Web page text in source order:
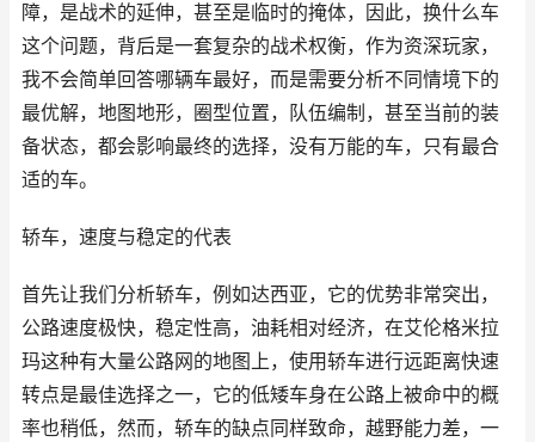
障，是战术的延伸，甚至是临时的掩体，因此，换什么车
这个问题，背后是一套复杂的战术权衡，作为资深玩家，
我不会简单回答哪辆车最好，而是需要分析不同情境下的
最优解，地图地形，圈型位置，队伍编制，甚至当前的装
备状态，都会影响最终的选择，没有万能的车，只有最合
适的车。
轿车，速度与稳定的代表
首先让我们分析轿车，例如达西亚，它的优势非常突出，
公路速度极快，稳定性高，油耗相对经济，在艾伦格米拉
玛这种有大量公路网的地图上，使用轿车进行远距离快速
转点是最佳选择之一，它的低矮车身在公路上被命中的概
率也稍低，然而，轿车的缺点同样致命，越野能力差，一